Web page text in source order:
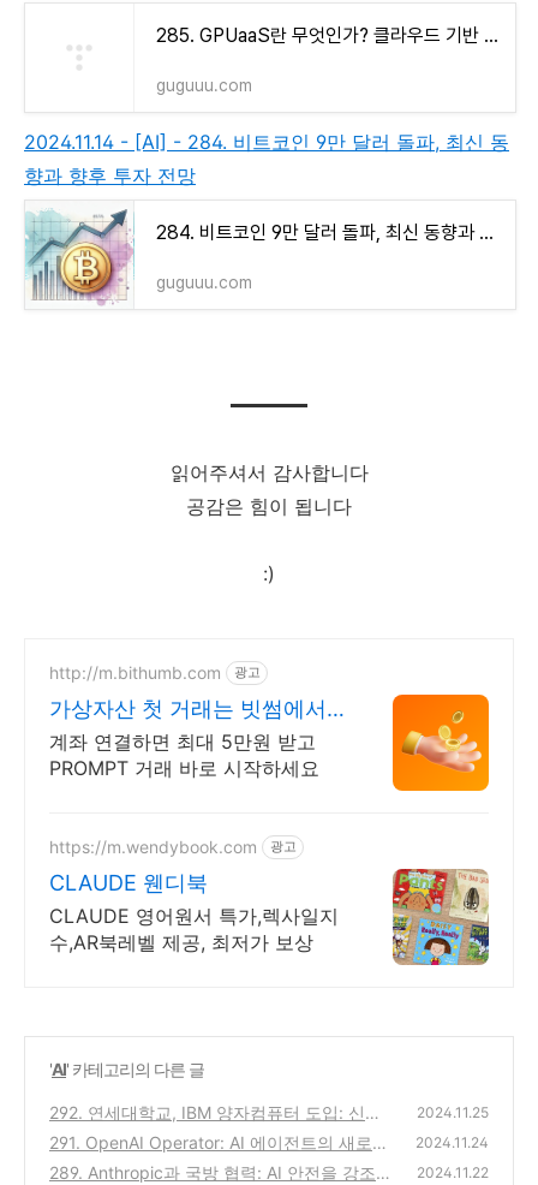
285. GPUaaS란 무엇인가? 클라우드 기반 GPU 서비스의 장점과 활용 사례
guguuu.com
2024.11.14 - [AI] - 284. 비트코인 9만 달러 돌파, 최신 동
향과 향후 투자 전망
284. 비트코인 9만 달러 돌파, 최신 동향과 향후 투자 전망
guguuu.com
읽어주셔서 감사합니다
공감은 힘이 됩니다
:)
http://m.bithumb.com 광고
가상자산 첫 거래는 빗썸에서
신규 가입 시 5만원 혜택
계좌 연결하면 최대 5만원 받고
PROMPT 거래 바로 시작하세요
https://m.wendybook.com 광고
CLAUDE 웬디북
CLAUDE 영어원서 특가,렉사일지
수,AR북레벨 제공, 최저가 보상
'AI' 카테고리의 다른 글
292. 연세대학교, IBM 양자컴퓨터 도입: 신약
개발의 혁신을 이끌다
(0)
2024.11.25
291. OpenAI Operator: AI 에이전트의 새로운
혁명
(0)
2024.11.24
289. Anthropic과 국방 협력: AI 안전을 강조하
2024.11.22